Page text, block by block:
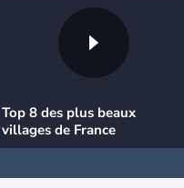
Top 8 des plus beaux
villages de France